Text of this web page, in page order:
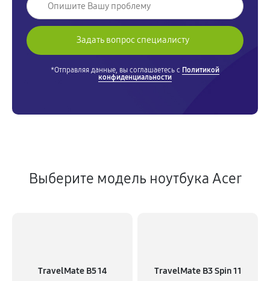
*Отправляя данные, вы соглашаетесь с Политикой
конфиденциальности
Выберите модель ноутбука Acer
TravelMate B5 14 TravelMate B3 Spin 11